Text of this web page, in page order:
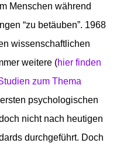
Menschen während
“zu betäuben”. 1968
wissenschaftlichen
weitere (hier finden
zum Thema
psychologischen
nicht nach heutigen
durchgeführt. Doch